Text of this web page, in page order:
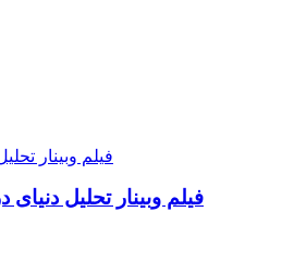
فیلم وبینار تحلیل